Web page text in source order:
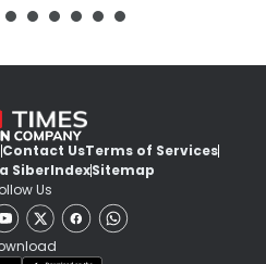
Contact UsTerms of Services
SiberIndexSitemap
Us